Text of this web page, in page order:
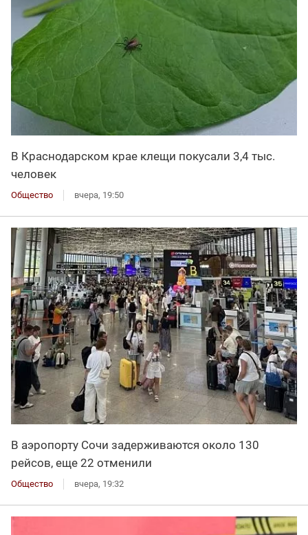
В Краснодарском крае клещи покусали 3,4 тыс.
человек
Общество вчера, 19:50
В аэропорту Сочи задерживаются около 130
рейсов, еще 22 отменили
Общество вчера, 19:32